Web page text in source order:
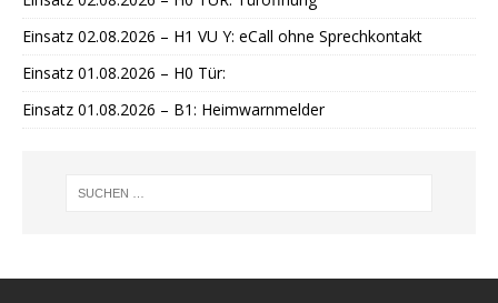
Einsatz 02.08.2026 – H1 VU Y: eCall ohne Sprechkontakt
Einsatz 01.08.2026 – H0 Tür:
Einsatz 01.08.2026 – B1: Heimwarnmelder